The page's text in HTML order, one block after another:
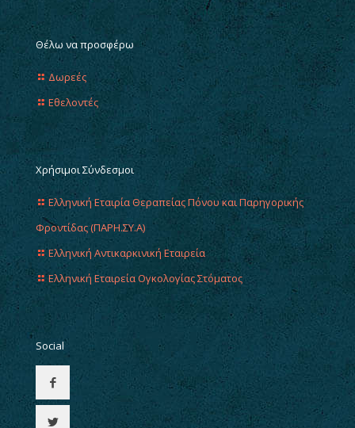
Θέλω να προσφέρω
Δωρεές
Εθελοντές
Χρήσιμοι Σύνδεσμοι
Ελληνική Εταιρία Θεραπείας Πόνου και Παρηγορικής
Φροντίδας (ΠΑΡΗ.ΣΥ.Α)
Ελληνική Αντικαρκινική Εταιρεία
Ελληνική Εταιρεία Ογκολογίας Στόματος
Social